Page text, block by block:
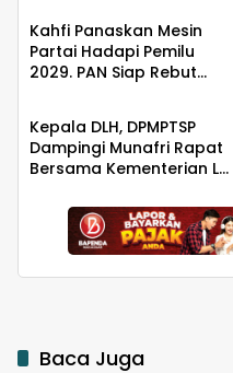
Kahfi Panaskan Mesin
Partai Hadapi Pemilu
2029. PAN Siap Rebut
Berita
Kepala DLH, DPMPTSP
Dampingi Munafri Rapat
Bersama Kementerian LH,
Baca Juga